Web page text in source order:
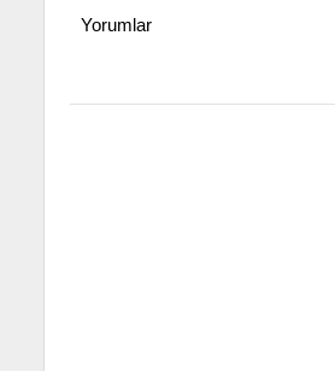
Yorumlar